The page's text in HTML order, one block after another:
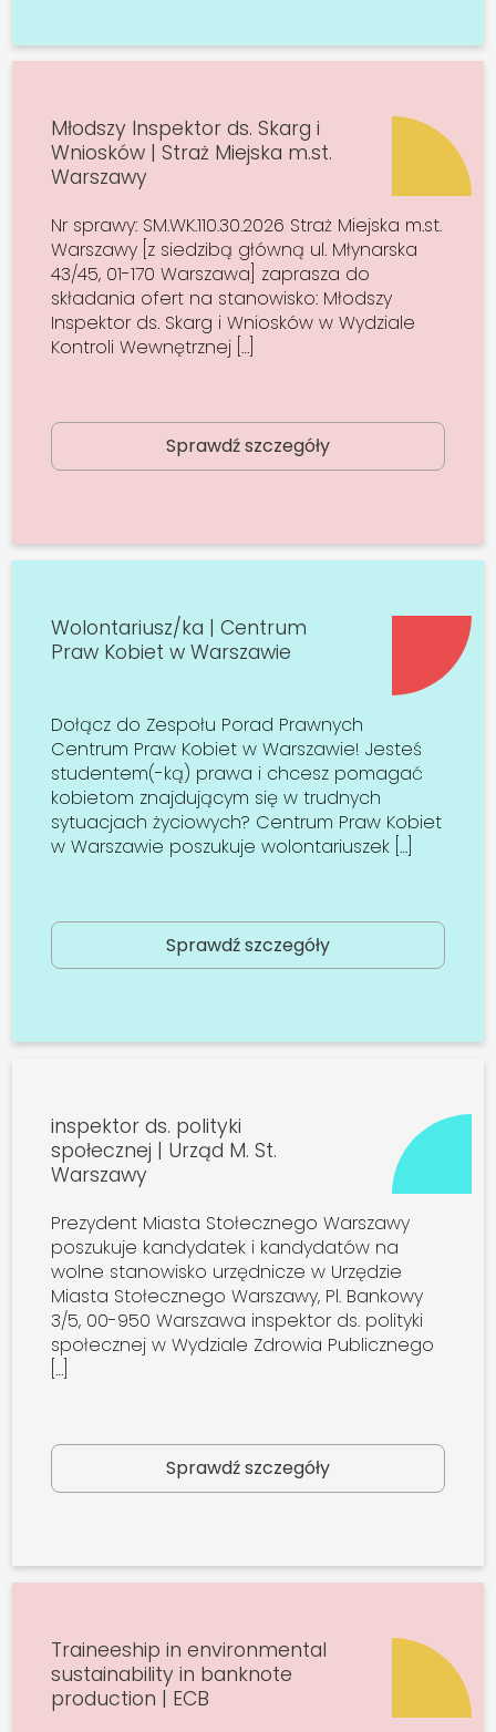
Młodszy Inspektor ds. Skarg i
Wniosków | Straż Miejska m.st.
Warszawy
Nr sprawy: SM.WK.110.30.2026 Straż Miejska m.st.
Warszawy [z siedzibą główną ul. Młynarska
43/45, 01-170 Warszawa] zaprasza do
składania ofert na stanowisko: Młodszy
Inspektor ds. Skarg i Wniosków w Wydziale
Kontroli Wewnętrznej […]
Sprawdź szczegóły
Wolontariusz/ka | Centrum
Praw Kobiet w Warszawie
Dołącz do Zespołu Porad Prawnych
Centrum Praw Kobiet w Warszawie! Jesteś
studentem(-ką) prawa i chcesz pomagać
kobietom znajdującym się w trudnych
sytuacjach życiowych? Centrum Praw Kobiet
w Warszawie poszukuje wolontariuszek […]
Sprawdź szczegóły
inspektor ds. polityki
społecznej | Urząd M. St.
Warszawy
Prezydent Miasta Stołecznego Warszawy
poszukuje kandydatek i kandydatów na
wolne stanowisko urzędnicze w Urzędzie
Miasta Stołecznego Warszawy, Pl. Bankowy
3/5, 00-950 Warszawa inspektor ds. polityki
społecznej w Wydziale Zdrowia Publicznego
[…]
Sprawdź szczegóły
Traineeship in environmental
sustainability in banknote
production | ECB